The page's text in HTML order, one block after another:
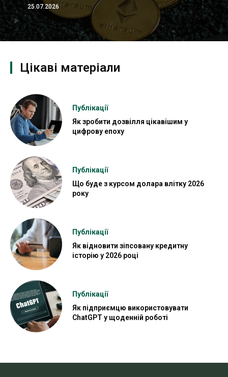
29.06.2026
Цікаві матеріали
Публікації
Як зробити дозвілля цікавішим у
цифрову епоху
Публікації
Що буде з курсом долара влітку 2026
року
Публікації
Як відновити зіпсовану кредитну
історію у 2026 році
Публікації
Як підприємцю використовувати
ChatGPT у щоденній роботі